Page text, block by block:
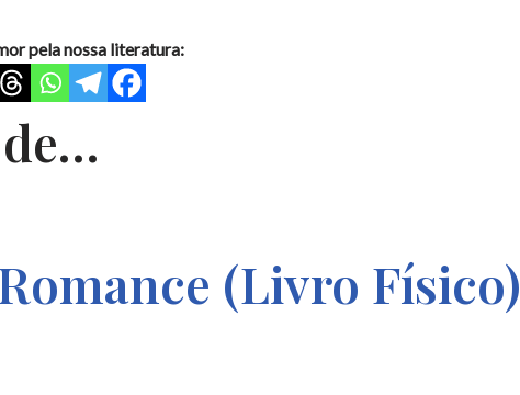
pela nossa literatura:
(Livro Físico)